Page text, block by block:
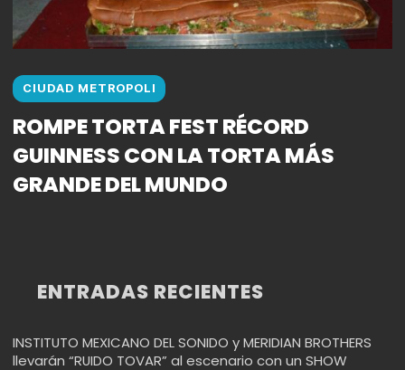
CIUDAD METROPOLI
ROMPE TORTA FEST RÉCORD
GUINNESS CON LA TORTA MÁS
GRANDE DEL MUNDO
ENTRADAS RECIENTES
INSTITUTO MEXICANO DEL SONIDO y MERIDIAN BROTHERS
llevarán “RUIDO TOVAR” al escenario con un SHOW